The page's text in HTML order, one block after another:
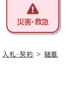
災害・救急
入札・契約 >
随意